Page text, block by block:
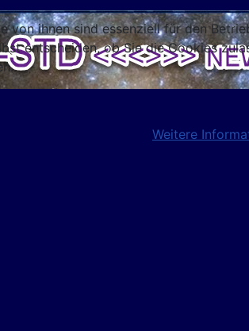
von ihnen sind essenziell für den
entscheiden, ob Sie die Cookies
Weitere